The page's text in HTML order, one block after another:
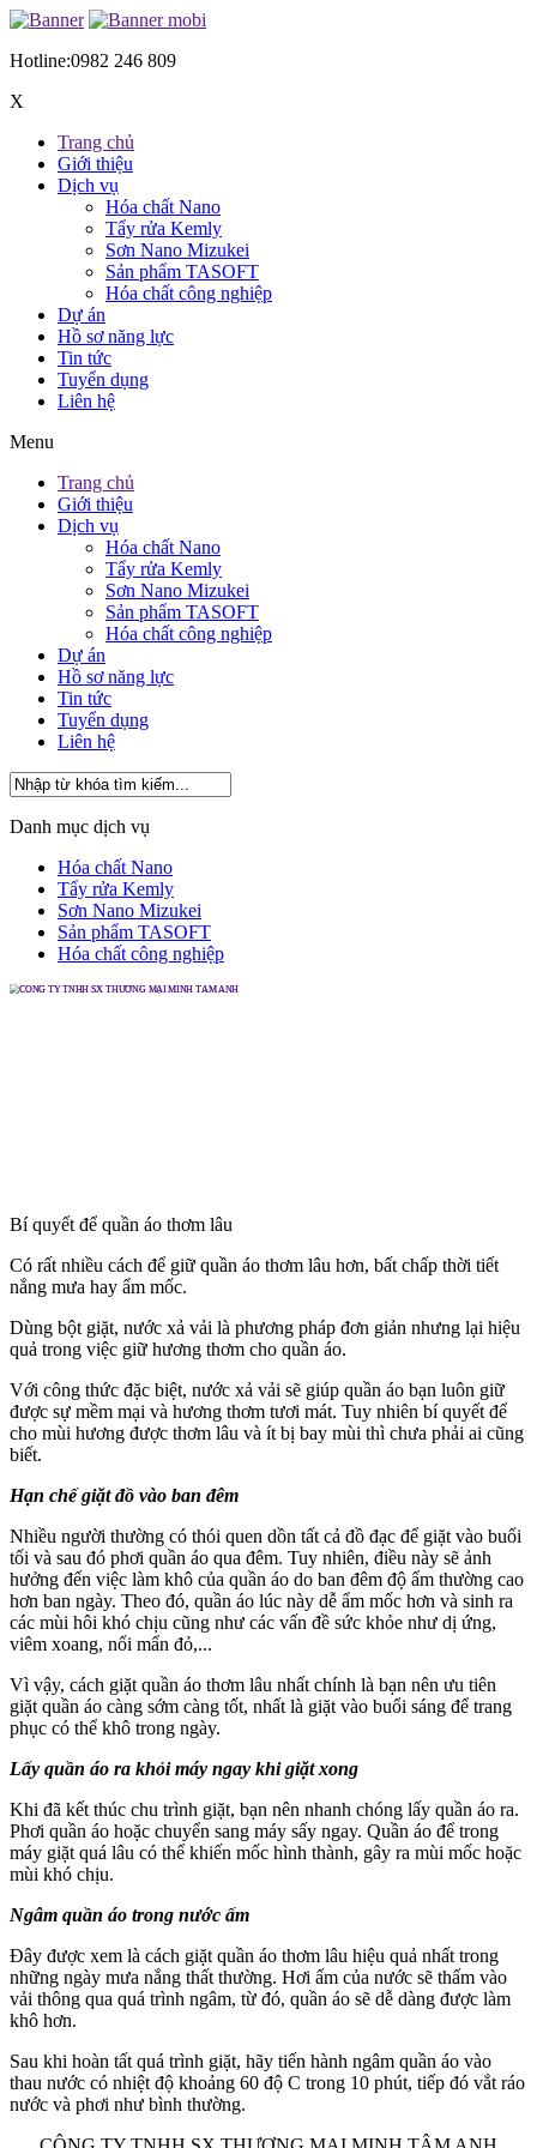
Hotline:0982 246 809
X
Trang chủ
Giới thiệu
Dịch vụ
Hóa chất Nano
Tẩy rửa Kemly
Sơn Nano Mizukei
Sản phẩm TASOFT
Hóa chất công nghiệp
Dự án
Hồ sơ năng lực
Tin tức
Tuyển dụng
Liên hệ
Menu
Trang chủ
Giới thiệu
Dịch vụ
Hóa chất Nano
Tẩy rửa Kemly
Sơn Nano Mizukei
Sản phẩm TASOFT
Hóa chất công nghiệp
Dự án
Hồ sơ năng lực
Tin tức
Tuyển dụng
Liên hệ
Danh mục dịch vụ
Hóa chất Nano
Tẩy rửa Kemly
Sơn Nano Mizukei
Sản phẩm TASOFT
Hóa chất công nghiệp
Bí quyết để quần áo thơm lâu
Có rất nhiều cách để giữ quần áo thơm lâu hơn, bất chấp thời tiết
nắng mưa hay ẩm mốc.
Dùng bột giặt, nước xả vải là phương pháp đơn giản nhưng lại hiệu
quả trong việc giữ hương thơm cho quần áo.
Với công thức đặc biệt, nước xả vải sẽ giúp quần áo bạn luôn giữ
được sự mềm mại và hương thơm tươi mát. Tuy nhiên bí quyết để
cho mùi hương được thơm lâu và ít bị bay mùi thì chưa phải ai cũng
biết.
Hạn chế giặt đồ vào ban đêm
Nhiều người thường có thói quen dồn tất cả đồ đạc để giặt vào buổi
tối và sau đó phơi quần áo qua đêm. Tuy nhiên, điều này sẽ ảnh
hưởng đến việc làm khô của quần áo do ban đêm độ ẩm thường cao
hơn ban ngày. Theo đó, quần áo lúc này dễ ẩm mốc hơn và sinh ra
các mùi hôi khó chịu cũng như các vấn đề sức khỏe như dị ứng,
viêm xoang, nổi mẩn đỏ,...
Vì vậy, cách giặt quần áo thơm lâu nhất chính là bạn nên ưu tiên
giặt quần áo càng sớm càng tốt, nhất là giặt vào buổi sáng để trang
phục có thể khô trong ngày.
Lấy quần áo ra khỏi máy ngay khi giặt xong
Khi đã kết thúc chu trình giặt, bạn nên nhanh chóng lấy quần áo ra.
Phơi quần áo hoặc chuyển sang máy sấy ngay. Quần áo để trong
máy giặt quá lâu có thể khiến mốc hình thành, gây ra mùi mốc hoặc
mùi khó chịu.
Ngâm quần áo trong nước ấm
Đây được xem là cách giặt quần áo thơm lâu hiệu quả nhất trong
những ngày mưa nắng thất thường. Hơi ấm của nước sẽ thấm vào
vải thông qua quá trình ngâm, từ đó, quần áo sẽ dễ dàng được làm
khô hơn.
Sau khi hoàn tất quá trình giặt, hãy tiến hành ngâm quần áo vào
thau nước có nhiệt độ khoảng 60 độ C trong 10 phút, tiếp đó vắt ráo
nước và phơi như bình thường.